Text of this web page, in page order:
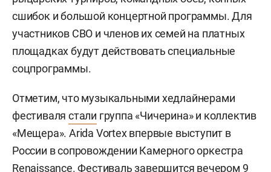
сшибок и большой концертной программы. Для
участников СВО и членов их семей на платных
площадках будут действовать специальные
соцпрограммы.
Отметим, что музыкальными хедлайнерами
фестивалястали группа «Чичерина» и коллектив
«Мещера». Arida Vortex впервые выступит в
России в сопровождении Камерного оркестра
Renaissance. Фестиваль завершится вечером 9